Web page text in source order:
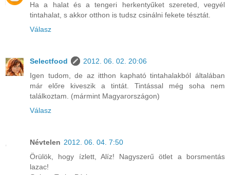
Ha a halat és a tengeri herkentyűket szereted, vegyél
tintahalat, s akkor otthon is tudsz csinálni fekete tésztát.
Válasz
Selectfood
2012. 06. 02. 20:06
Igen tudom, de az itthon kapható tintahalakból általában
már előre kiveszik a tintát. Tintással még soha nem
találkoztam. (mármint Magyarországon)
Válasz
Névtelen 2012. 06. 04. 7:50
Örülök, hogy ízlett, Alíz! Nagyszerű ötlet a borsmentás
lazac!